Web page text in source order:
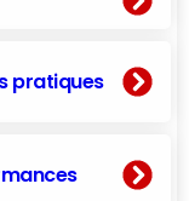
pratiques